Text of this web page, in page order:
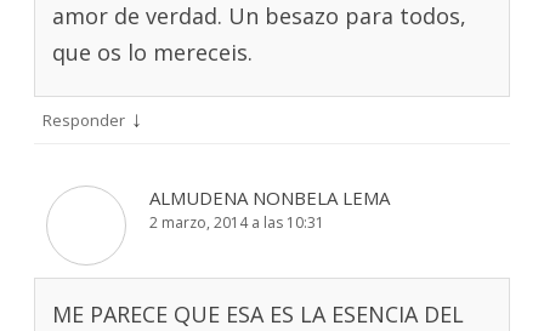
amor de verdad. Un besazo para todos,
que os lo mereceis.
Responder ↓
ALMUDENA NONBELA LEMA
2 marzo, 2014 a las 10:31
ME PARECE QUE ESA ES LA ESENCIA DEL